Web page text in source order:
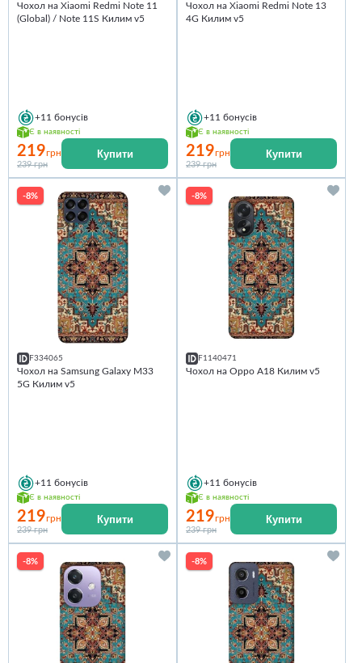
Чохол на Xiaomi Redmi Note 11
(Global) / Note 11S Килим v5
+11 бонусів
Є в наявності
219грн
239 грн
Купити
Чохол на Xiaomi Redmi Note 13
4G Килим v5
+11 бонусів
Є в наявності
219грн
239 грн
Купити
-8%
F334065
Чохол на Samsung Galaxy M33
5G Килим v5
+11 бонусів
Є в наявності
219грн
239 грн
Купити
-8%
F1140471
Чохол на Oppo A18 Килим v5
+11 бонусів
Є в наявності
219грн
239 грн
Купити
-8% -8%